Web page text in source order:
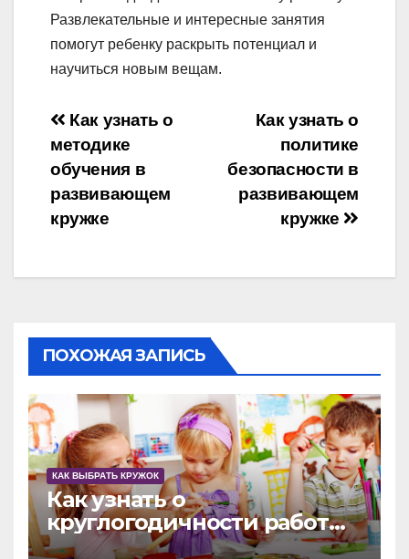
Развлекательные и интересные занятия
помогут ребенку раскрыть потенциал и
научиться новым вещам.
Навигация
по
записям
Как узнать о
политике
безопасности в
развивающем
кружке
Как узнать о
методике
обучения в
развивающем
кружке
ПОХОЖАЯ ЗАПИСЬ
КАК ВЫБРАТЬ КРУЖОК
Как узнать о
круглогодичности работы
развивающего кружка